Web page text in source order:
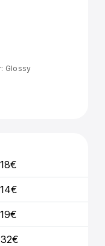
Glossy